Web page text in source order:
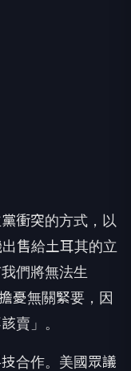
衝突的方式，以
售給土耳其的立
們將無法生
憂無關緊要，因
賣」。
合作。美國眾議